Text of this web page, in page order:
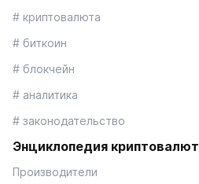
# криптовалюта
# биткоин
# блокчейн
# аналитика
# законодательство
Энциклопедия криптовалют
Производители